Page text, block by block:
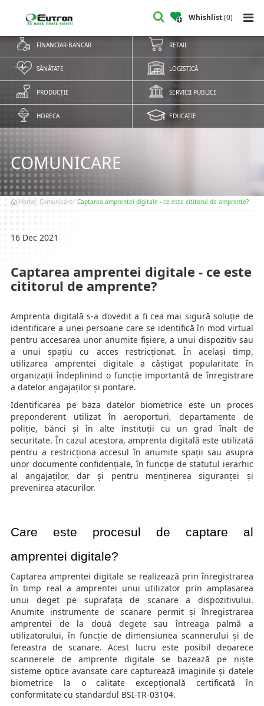
Whishlist(0)
FINANCIAR-BANCAR RETAIL
SĂNĂTATE LOGISTICĂ
PRODUCȚIE SERVICII PUBLICE
HORECA EDUCAȚIE
COMUNICARE
Home Comunicare Captarea amprentei digitale - ce este cititorul de amprente?
16 Dec 2021
Captarea amprentei digitale - ce este
cititorul de amprente?
Amprenta digitală s-a dovedit a fi cea mai sigură soluție de
identificare a unei persoane care se identifică în mod virtual
pentru accesarea unor anumite fișiere, a unui dispozitiv sau
a unui spațiu cu acces restricționat. În același timp,
utilizarea amprentei digitale a câștigat popularitate în
organizații îndeplinind o funcție importantă de înregistrare
a datelor angajaților și pontare.
Identificarea pe baza datelor biometrice este un proces
preponderent utilizat în aeroporturi, departamente de
poliție, bănci și în alte instituții cu un grad înalt de
securitate. În cazul acestora, amprenta digitală este utilizată
pentru a restricționa accesul în anumite spații sau asupra
unor documente confidențiale, în funcție de statutul ierarhic
al angajaților, dar și pentru menținerea siguranței și
prevenirea atacurilor.
Care este procesul de captare al
amprentei digitale?
Captarea amprentei digitale se realizează prin înregistrarea
în timp real a amprentei unui utilizator prin amplasarea
unui deget pe suprafața de scanare a dispozitivului.
Anumite instrumente de scanare permit și înregistrarea
amprentei de la două degete sau întreaga palmă a
utilizatorului, în funcție de dimensiunea scannerului și de
fereastra de scanare. Acest lucru este posibil deoarece
scannerele de amprente digitale se bazează pe niște
sisteme optice avansate care capturează imaginile și datele
biometrice la o calitate excepțională certificată în
conformitate cu standardul BSI-TR-03104.